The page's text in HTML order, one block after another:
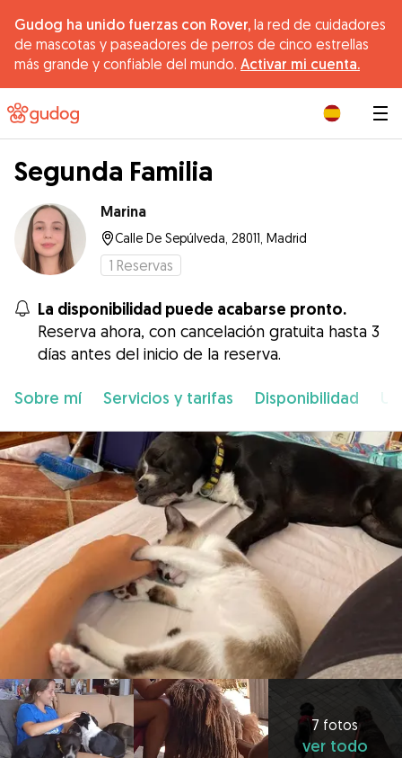
Gudog ha unido fuerzas con Rover, la red de cuidadores
de mascotas y paseadores de perros de cinco estrellas
más grande y confiable del mundo. Activar mi cuenta.
Segunda Familia
Marina
Calle De Sepúlveda, 28011, Madrid
1 Reservas
La disponibilidad puede acabarse pronto.
Reserva ahora, con cancelación gratuita hasta 3
días antes del inicio de la reserva.
Sobre mí Servicios y tarifas Disponibilidad
7 fotos
ver todo